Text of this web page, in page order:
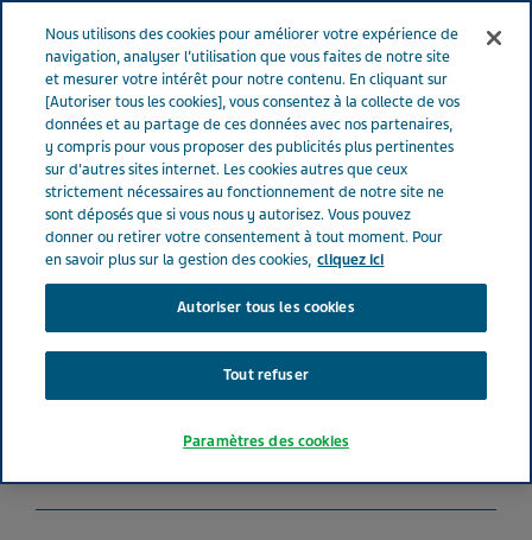
Menu
France Nos Produits
LEVODOPA-CARBIDOPA-ENTACAPONE
TEVA® 125 mg-31.25 mg-200 mg (bte de 100)
LEVODOPA-CARBIDOPA-
ENTACAPONE TEVA® 125
mg-31.25 mg-200 mg (bte
Nous utilisons des cookies pour améliorer votre expérience de
navigation, analyser l’utilisation que vous faites de notre site
et mesurer votre intérêt pour notre contenu. En cliquant sur
[Autoriser tous les cookies], vous consentez à la collecte de vos
données et au partage de ces données avec nos partenaires,
y compris pour vous proposer des publicités plus pertinentes
sur d'autres sites internet. Les cookies autres que ceux
strictement nécessaires au fonctionnement de notre site ne
sont déposés que si vous nous y autorisez. Vous pouvez
donner ou retirer votre consentement à tout moment. Pour
en savoir plus sur la gestion des cookies, cliquez ici
Autoriser tous les cookies
Tout refuser
Paramètres des cookies